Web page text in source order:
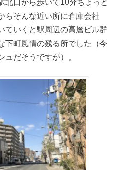
北口から歩いて10分ちょっと
らそんな近い所に倉庫会社
ていくと駅周辺の高層ビル群
下町風情の残る所でした（今
ュだそうですが）。